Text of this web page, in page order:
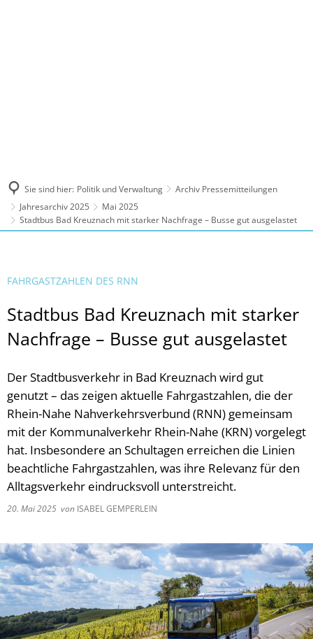
Sie sind hier: Politik und Verwaltung
Archiv Pressemitteilungen
Jahresarchiv 2025
Mai 2025
Stadtbus Bad Kreuznach mit starker Nachfrage – Busse gut ausgelastet
FAHRGASTZAHLEN DES RNN
Stadtbus Bad Kreuznach mit starker
Nachfrage – Busse gut ausgelastet
Der Stadtbusverkehr in Bad Kreuznach wird gut
genutzt – das zeigen aktuelle Fahrgastzahlen, die der
Rhein-Nahe Nahverkehrsverbund (RNN) gemeinsam
mit der Kommunalverkehr Rhein-Nahe (KRN) vorgelegt
hat. Insbesondere an Schultagen erreichen die Linien
beachtliche Fahrgastzahlen, was ihre Relevanz für den
Alltagsverkehr eindrucksvoll unterstreicht.
20. Mai 2025 von ISABEL GEMPERLEIN